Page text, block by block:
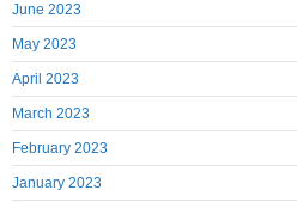
June 2023
May 2023
April 2023
March 2023
February 2023
January 2023